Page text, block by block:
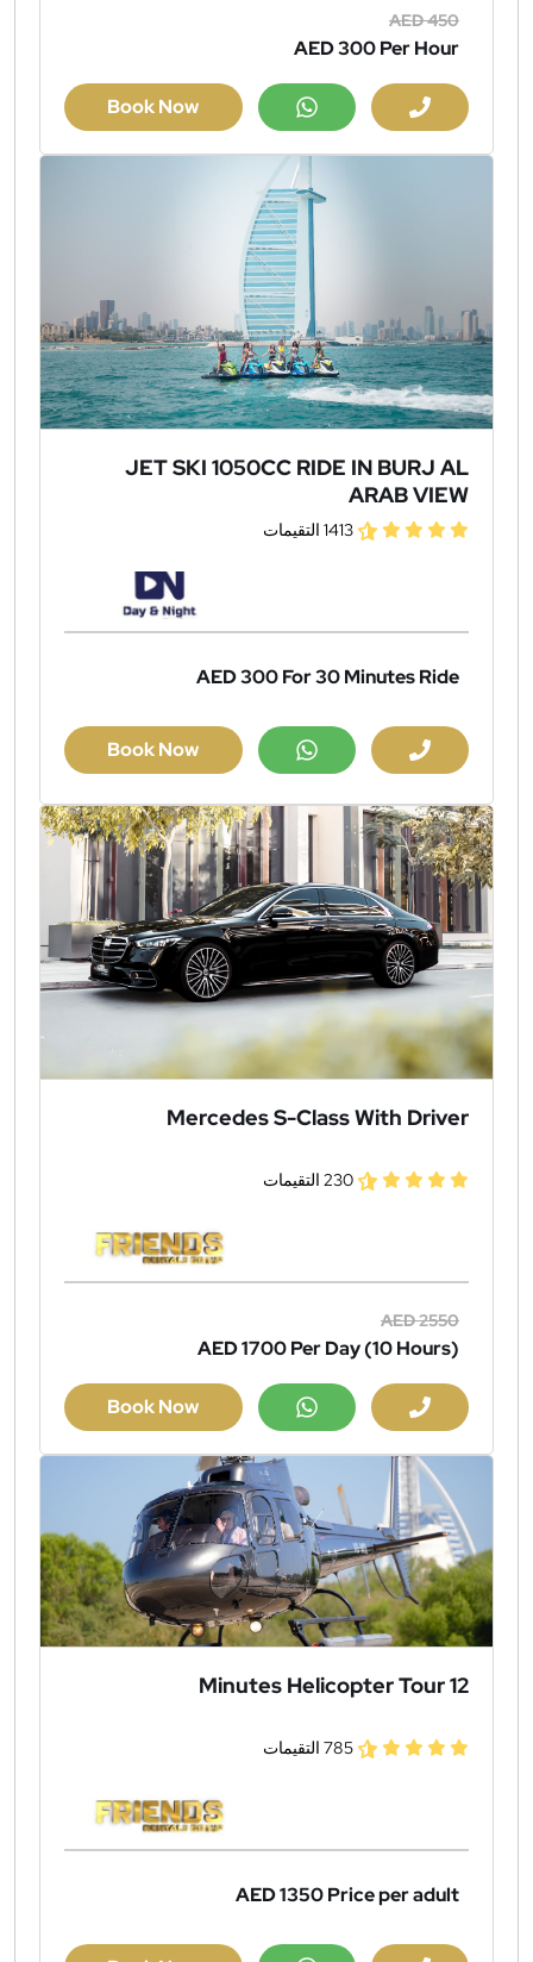
AED 450
AED 300Per Hour
Book Now
JET SKI 1050CC RIDE IN BURJ AL
ARAB VIEW
1413 التقيمات
AED 300For 30 Minutes Ride
Book Now
Mercedes S-Class With Driver
230 التقيمات
AED 2550
AED 1700Per Day (10 Hours)
Book Now
12 Minutes Helicopter Tour
785 التقيمات
AED 1350Price per adult